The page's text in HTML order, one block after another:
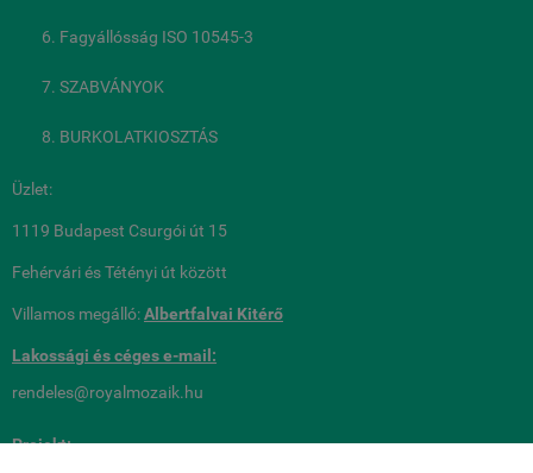
Fagyállósság ISO 10545-3
SZABVÁNYOK
BURKOLATKIOSZTÁS
Üzlet:
1119 Budapest Csurgói út 15
Fehérvári és Tétényi út között
Villamos megálló:Albertfalvai Kitérő
Lakossági és cégese-mail:
rendeles@royalmozaik.hu
Projekt: